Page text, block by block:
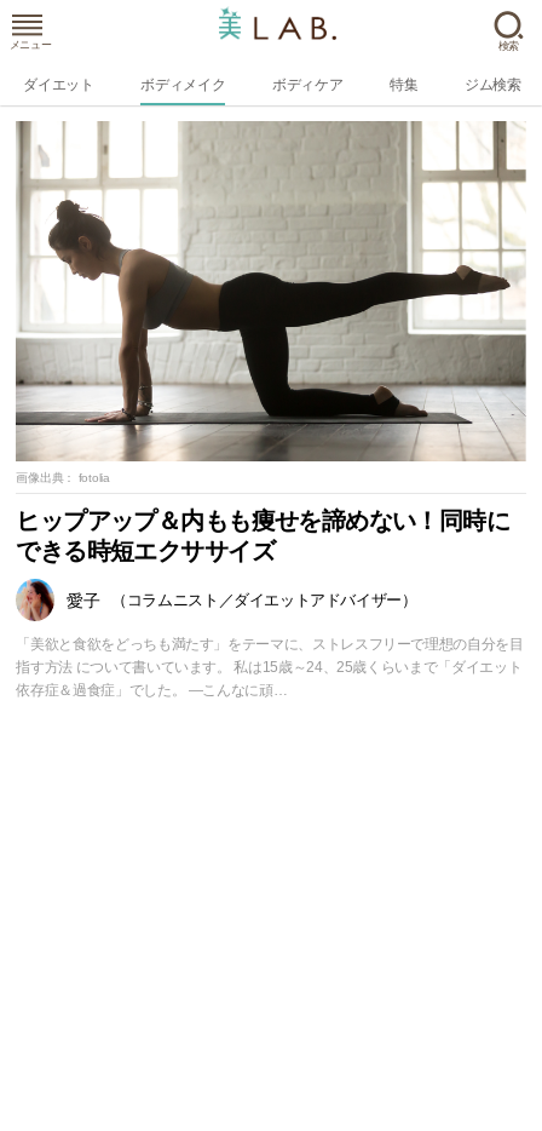
メニュー 検索
ダイエット ボディメイク ボディケア 特集 ジム検索
画像出典： fotolia
ヒップアップ＆内もも痩せを諦めない！同時に
できる時短エクササイズ
愛子 （コラムニスト／ダイエットアドバイザー）
「美欲と食欲をどっちも満たす」をテーマに、ストレスフリーで理想の自分を目
指す方法 について書いています。 私は15歳～24、25歳くらいまで「ダイエット
依存症＆過食症」でした。 ―こんなに頑…